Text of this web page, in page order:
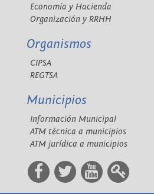
Economía y Hacienda
Organización y RRHH
Organismos
CIPSA
REGTSA
Municipios
Información Municipal
ATM técnica a municipios
ATM jurídica a municipios